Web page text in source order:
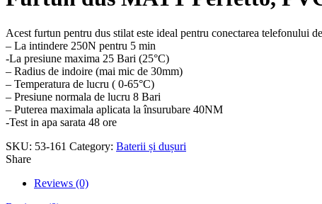
Acest furtun pentru dus stilat este ideal pentru conectarea telefonului
– La intindere 250N pentru 5 min
-La presiune maxima 25 Bari (25°C)
– Radius de indoire (mai mic de 30mm)
– Temperatura de lucru ( 0-65°C)
– Presiune normala de lucru 8 Bari
– Puterea maximala aplicata la însurubare 40NM
-Test in apa sarata 48 ore
SKU: 53-161 Category: Baterii și dușuri
Share
Reviews (0)